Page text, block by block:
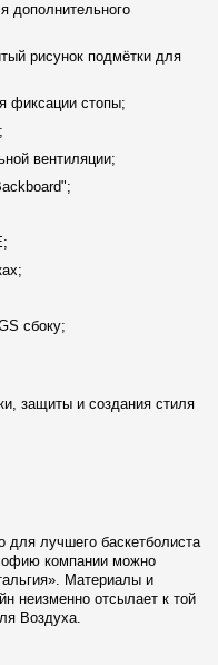
дополнительного
рисунок подмётки для
фиксации стопы;
вентиляции;
сбоку;
защиты и создания стиля
для лучшего баскетболиста
компании можно
Материалы и
неизменно отсылает к той
Воздуха.